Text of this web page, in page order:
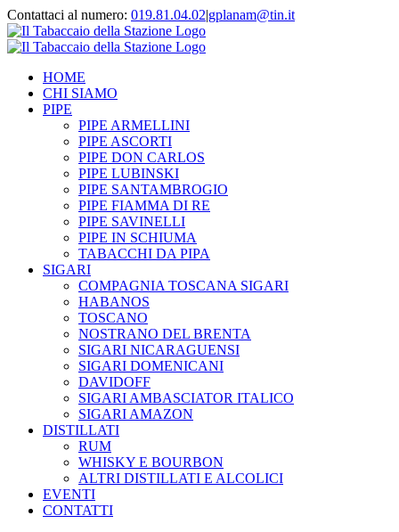
Contattaci al numero: 019.81.04.02|gplanam@tin.it
HOME
CHI SIAMO
PIPE
PIPE ARMELLINI
PIPE ASCORTI
PIPE DON CARLOS
PIPE LUBINSKI
PIPE SANTAMBROGIO
PIPE FIAMMA DI RE
PIPE SAVINELLI
PIPE IN SCHIUMA
TABACCHI DA PIPA
SIGARI
COMPAGNIA TOSCANA SIGARI
HABANOS
TOSCANO
NOSTRANO DEL BRENTA
SIGARI NICARAGUENSI
SIGARI DOMENICANI
DAVIDOFF
SIGARI AMBASCIATOR ITALICO
SIGARI AMAZON
DISTILLATI
RUM
WHISKY E BOURBON
ALTRI DISTILLATI E ALCOLICI
EVENTI
CONTATTI